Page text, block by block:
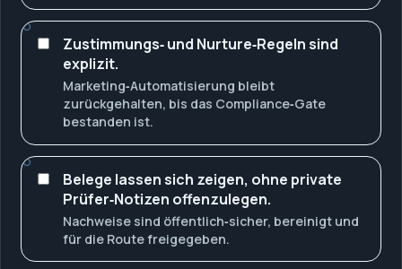
Zustimmungs‑ und Nurture‑Regeln sind
explizit.
Marketing‑Automatisierung bleibt
zurückgehalten, bis das Compliance‑Gate
bestanden ist.
Belege lassen sich zeigen, ohne private
Prüfer‑Notizen offenzulegen.
Nachweise sind öffentlich‑sicher, bereinigt und
für die Route freigegeben.